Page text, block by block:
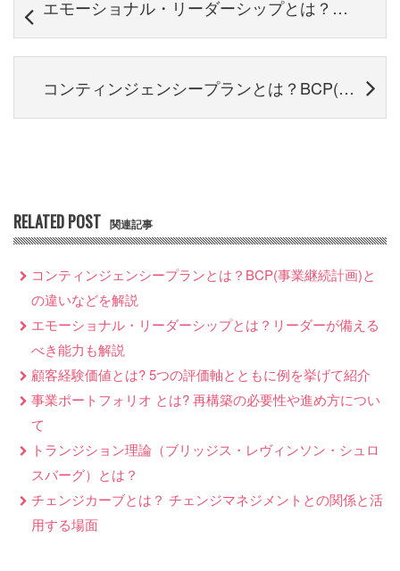
エモーショナル・リーダーシップとは？リーダーが備えるべき能力も解説
コンティンジェンシープランとは？BCP(事業継続計画)との違いなどを解説
RELATED POST 関連記事
コンティンジェンシープランとは？BCP(事業継続計画)と
の違いなどを解説
エモーショナル・リーダーシップとは？リーダーが備える
べき能力も解説
顧客経験価値とは? 5つの評価軸とともに例を挙げて紹介
事業ポートフォリオ とは? 再構築の必要性や進め方につい
て
トランジション理論（ブリッジス・レヴィンソン・シュロ
スバーグ）とは？
チェンジカーブとは？ チェンジマネジメントとの関係と活
用する場面